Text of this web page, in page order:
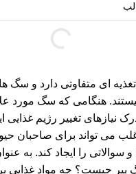
ای متفاوتی دارد و سگ
هنگامی که سگ مورد
نیازهای تغییر رژیم غذایی
می تواند برای صاحبان
را ایجاد کند. به
چیست؟ چه مواد غذایی